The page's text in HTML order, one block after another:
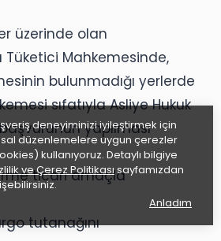
deneyiminizi iyileştirmek için
düzenlemelere uygun çerezler
kullanıyoruz. Detaylı bilgiye
ve Çerez Politikasısayfamızdan
Anladım
üzerinde olan
Tüketici Mahkemesinde,
bulunmadığı yerlerde
sıfatıyla Asliye Hukuk
yapılması
ticari amaçla
tutanağını